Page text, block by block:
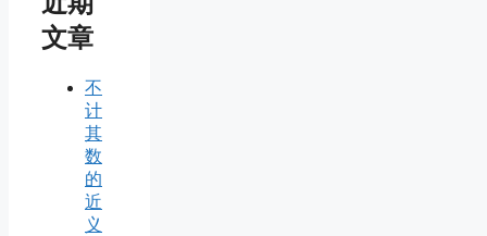
文章
不
计
其
数
的
近
义